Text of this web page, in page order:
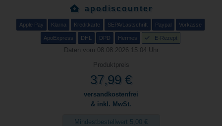
apodiscounter
Apple Pay Klarna Kreditkarte SEPA/Lastschrift Paypal Vorkasse
ApoExpress DHL DPD Hermes E-Rezept
Daten vom 08.08.2026 15:04 Uhr
Produktpreis
37,99 €
versandkostenfrei
& inkl. MwSt.
Mindestbestellwert 5,00 €